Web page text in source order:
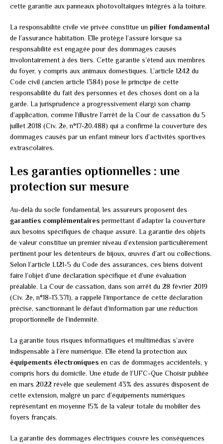
cette garantie aux panneaux photovoltaïques intégrés à la toiture.
La responsabilité civile vie privée constitue un pilier fondamental
de l’assurance habitation. Elle protège l’assuré lorsque sa
responsabilité est engagée pour des dommages causés
involontairement à des tiers. Cette garantie s’étend aux membres
du foyer, y compris aux animaux domestiques. L’article 1242 du
Code civil (ancien article 1384) pose le principe de cette
responsabilité du fait des personnes et des choses dont on a la
garde. La jurisprudence a progressivement élargi son champ
d’application, comme l’illustre l’arrêt de la Cour de cassation du 5
juillet 2018 (Civ. 2e, n°17-20.488) qui a confirmé la couverture des
dommages causés par un enfant mineur lors d’activités sportives
extrascolaires.
Les garanties optionnelles : une
protection sur mesure
Au-delà du socle fondamental, les assureurs proposent des
garanties complémentairespermettant d’adapter la couverture
aux besoins spécifiques de chaque assuré. La garantie des objets
de valeur constitue un premier niveau d’extension particulièrement
pertinent pour les détenteurs de bijoux, œuvres d’art ou collections.
Selon l’article L121-5 du Code des assurances, ces biens doivent
faire l’objet d’une déclaration spécifique et d’une évaluation
préalable. La Cour de cassation, dans son arrêt du 28 février 2019
(Civ. 2e, n°18-13.371), a rappelé l’importance de cette déclaration
précise, sanctionnant le défaut d’information par une réduction
proportionnelle de l’indemnité.
La garantie tous risques informatiques et multimédias s’avère
indispensable à l’ère numérique. Elle étend la protection aux
équipements électroniques en cas de dommages accidentels, y
compris hors du domicile. Une étude de l’UFC-Que Choisir publiée
en mars 2022 révèle que seulement 43% des assurés disposent de
cette extension, malgré un parc d’équipements numériques
représentant en moyenne 15% de la valeur totale du mobilier des
foyers français.
La garantie des dommages électriques couvre les conséquences